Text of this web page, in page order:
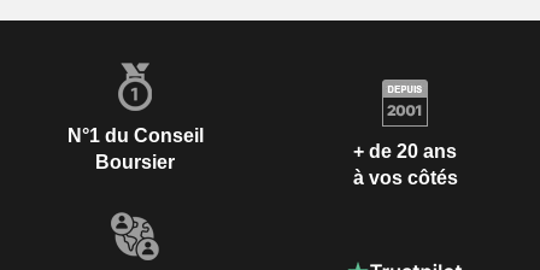
N°1 du Conseil
Boursier
+ de 20 ans
à vos côtés